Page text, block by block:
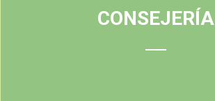
CONSEJERÍA